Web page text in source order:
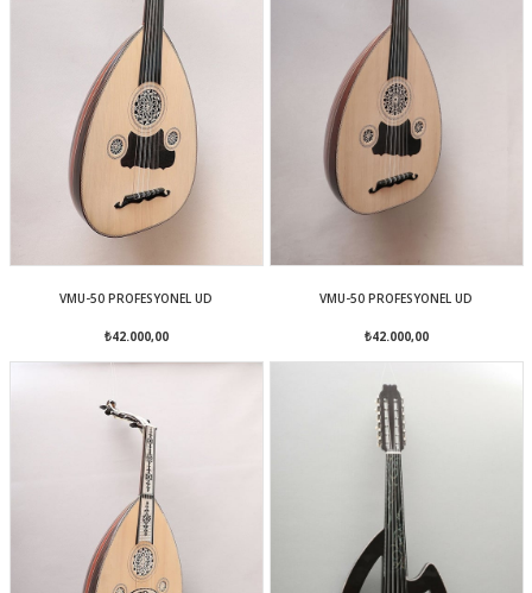
VMU-50 PROFESYONEL UD
₺42.000,00
VMU-50 PROFESYONEL UD
₺42.000,00